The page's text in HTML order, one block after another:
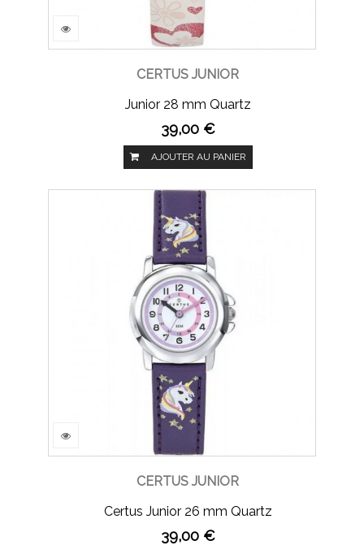
CERTUS JUNIOR
Junior 28 mm Quartz
39,00 €
AJOUTER AU PANIER
CERTUS JUNIOR
Certus Junior 26 mm Quartz
39,00 €